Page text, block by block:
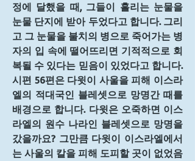
정에 달했을 때, 그들이 흘리는 눈물을
눈물 단지에 받아 두었다고 합니다. 그리
고 그 눈물을 불치의 병으로 죽어가는 병
자의 입 속에 떨어뜨리면 기적적으로 회
복될 수 있다는 믿음이 있었다고 합니다.
시편 56편은 다윗이 사울을 피해 이스라
엘의 적대국인 블레셋으로 망명간 때를
배경으로 합니다. 다윗은 오죽하면 이스
라엘의 원수 나라인 블레셋으로 망명을
갔을까요? 그만큼 다윗이 이스라엘에서
는 사울의 칼을 피해 도피할 곳이 없었음